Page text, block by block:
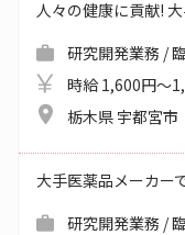
人々の健康に貢献!
研究開発業務 /
時給 1,600円～
栃木県 宇都宮市
大手医薬品メーカ
研究開発業務 /